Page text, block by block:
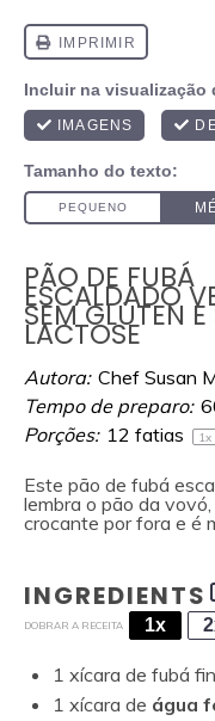
PÃO DE FUBÁ
ESCALDADO
SEM GLÚTEN E
LACTOSE
Autora: Chef Susan
Tempo de preparo:
Porções: 12 fatias 1x
Este pão de fubá
lembra o pão da
crocante por fora e é
INGREDIENTS
DOBRAR A RECEITA 1x
1 xícara de fubá
1 xícara de água